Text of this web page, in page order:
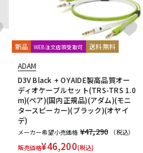
新品 WEB注文店頭受取可 送料無料
ADAM
D3V Black + OYAIDE製高品質オー
ディオケーブルセット(TRS-TRS 1.0
m)(ペア)(国内正規品)(アダム)(モニ
タースピーカー)(ブラック)(オヤイ
デ)
メーカー希望小売価格 ¥47,290
（税込）
販売価格¥46,200(税込)